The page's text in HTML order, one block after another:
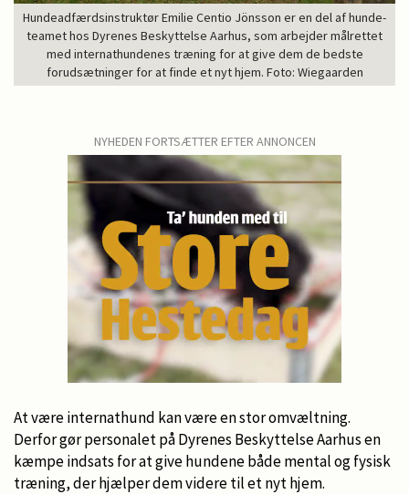
Hundeadfærdsinstruktør Emilie Centio Jönsson er en del af hunde-
teamet hos Dyrenes Beskyttelse Aarhus, som arbejder målrettet
med internathundenes træning for at give dem de bedste
forudsætninger for at finde et nyt hjem. Foto: Wiegaarden
NYHEDEN FORTSÆTTER EFTER ANNONCEN
At være internathund kan være en stor omvæltning.
Derfor gør personalet på Dyrenes Beskyttelse Aarhus en
kæmpe indsats for at give hundene både mental og fysisk
træning, der hjælper dem videre til et nyt hjem.